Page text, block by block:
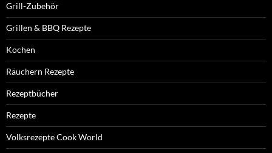
Grill-Zubehör
Grillen & BBQ Rezepte
Kochen
Räuchern Rezepte
Rezeptbücher
Rezepte
Volksrezepte Cook World